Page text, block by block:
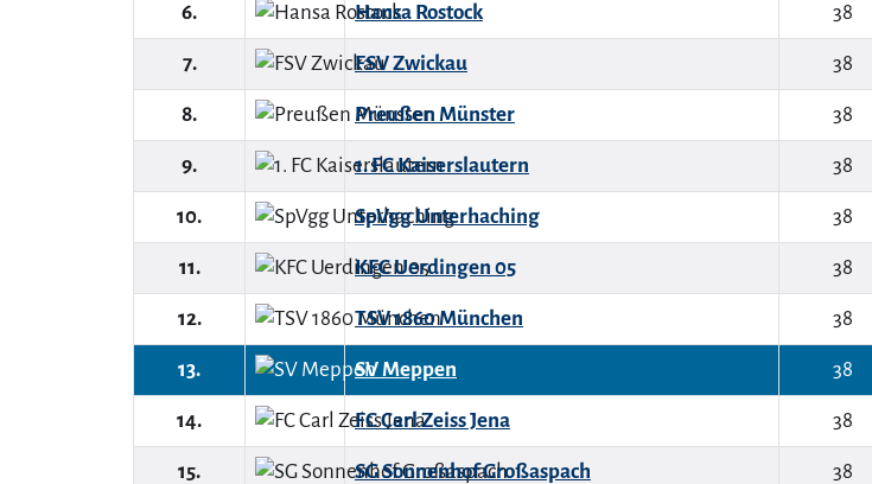
6. Hansa Rostock 38
7. FSV Zwickau 38
8. Preußen Münster 38
9. 1. FC Kaiserslautern 38
10. SpVgg Unterhaching 38
11. KFC Uerdingen 05 38
12. TSV 1860 München 38
13. SV Meppen 38
14. FC Carl Zeiss Jena 38
15. SG Sonnenhof Großaspach 38